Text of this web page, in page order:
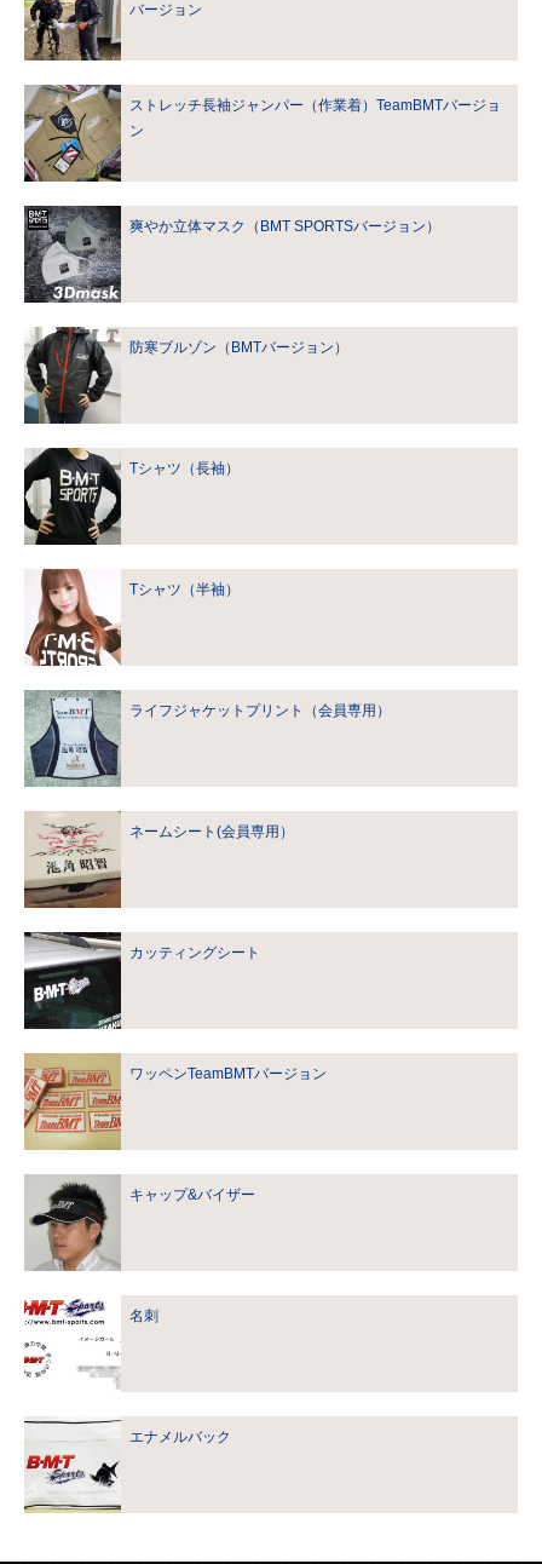
バージョン
ストレッチ長袖ジャンパー（作業着）TeamBMTバージョ
ン
爽やか立体マスク（BMT SPORTSバージョン）
防寒ブルゾン（BMTバージョン）
Tシャツ（長袖）
Tシャツ（半袖）
ライフジャケットプリント（会員専用）
ネームシート(会員専用）
カッティングシート
ワッペンTeamBMTバージョン
キャップ&バイザー
名刺
エナメルバック